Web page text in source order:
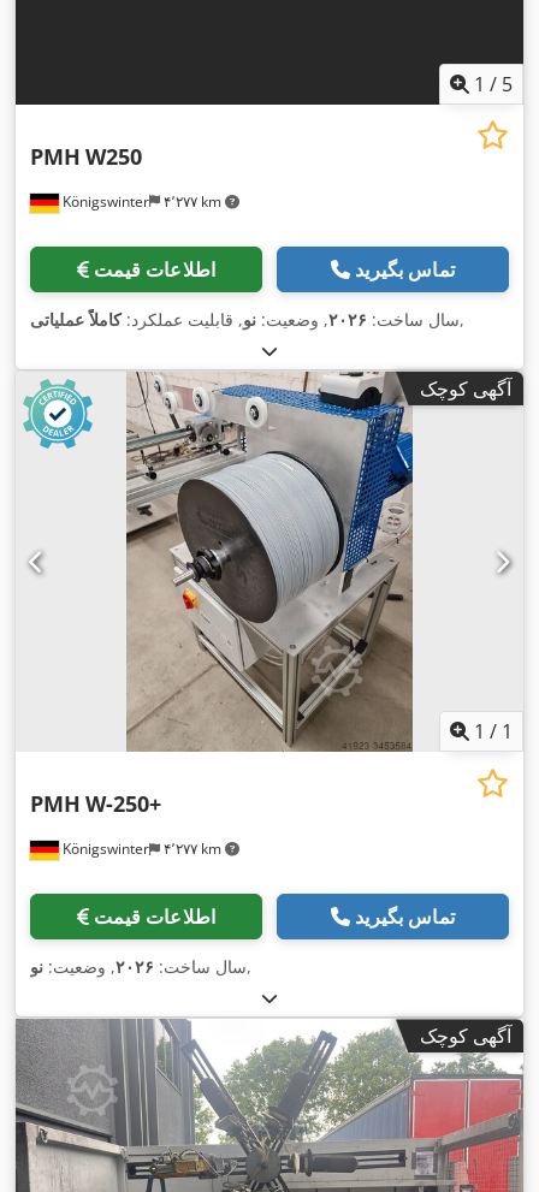
1 / 5
Königswinter ۴٬۲۷۷ km
PMH W250
اطلاعات قیمت تماس بگیرید
سال ساخت: ۲۰۲۶, وضعیت: نو, قابلیت عملکرد:کاملاً عملیاتی ,
آگهی کوچک
1 / 1
Königswinter ۴٬۲۷۷ km
PMH W-250+
اطلاعات قیمت تماس بگیرید
سال ساخت: ۲۰۲۶, وضعیت: نو ,
آگهی کوچک